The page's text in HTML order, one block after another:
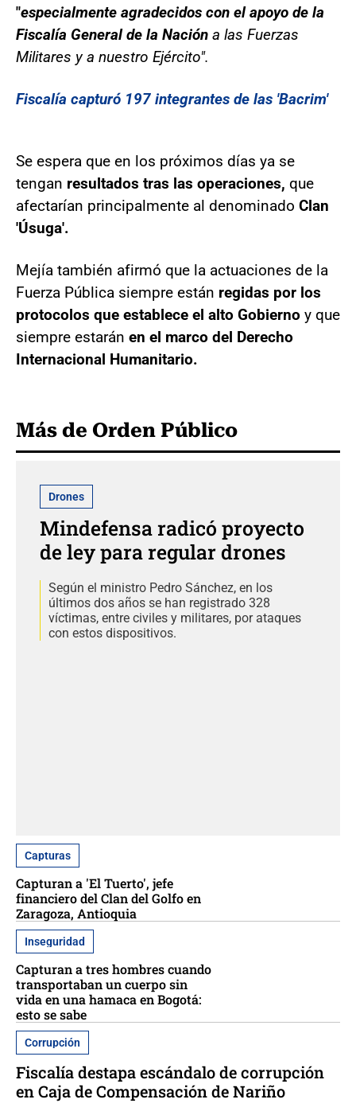
"especialmente agradecidos con el apoyo de la
Fiscalía General de la Nación a las Fuerzas
Militares y a nuestro Ejército".
Fiscalía capturó 197 integrantes de las 'Bacrim'
Se espera que en los próximos días ya se
tengan resultados tras las operaciones, que
afectarían principalmente al denominado Clan
'Úsuga'.
Mejía también afirmó que la actuaciones de la
Fuerza Pública siempre están regidas por los
protocolos que establece el alto Gobierno y que
siempre estarán en el marco del Derecho
Internacional Humanitario.
Más de Orden Público
Drones
Mindefensa radicó proyecto
de ley para regular drones
Según el ministro Pedro Sánchez, en los
últimos dos años se han registrado 328
víctimas, entre civiles y militares, por ataques
con estos dispositivos.
Capturas
Capturan a 'El Tuerto', jefe
financiero del Clan del Golfo en
Zaragoza, Antioquia
Inseguridad
Capturan a tres hombres cuando
transportaban un cuerpo sin
vida en una hamaca en Bogotá:
esto se sabe
Corrupción
Fiscalía destapa escándalo de corrupción
en Caja de Compensación de Nariño